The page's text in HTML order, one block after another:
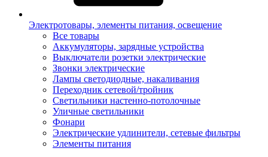
Электротовары, элементы питания, освещение
Все товары
Аккумуляторы, зарядные устройства
Выключатели розетки электрические
Звонки электрические
Лампы светодиодные, накаливания
Переходник сетевой/тройник
Светильники настенно-потолочные
Уличные светильники
Фонари
Электрические удлинители, сетевые фильтры
Элементы питания